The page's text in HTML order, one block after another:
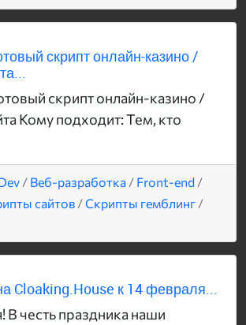
скрипт онлайн-казино /
скрипт онлайн-казино /
Кому подходит: Тем, кто
/ Веб-разработка / Front-end /
сайтов /Скрипты гемблинг /
Cloaking.House к 14 февраля...
В честь праздника наши